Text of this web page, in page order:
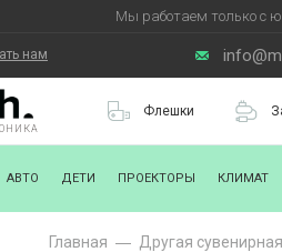
Мы работаем только с
нам
Флешки
АВТО ДЕТИ ПРОЕКТОРЫ КЛИМАТ
Главная Другая